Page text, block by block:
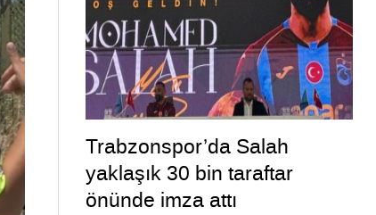
Trabzonspor’da Salah
yaklaşık 30 bin taraftar
önünde imza attı